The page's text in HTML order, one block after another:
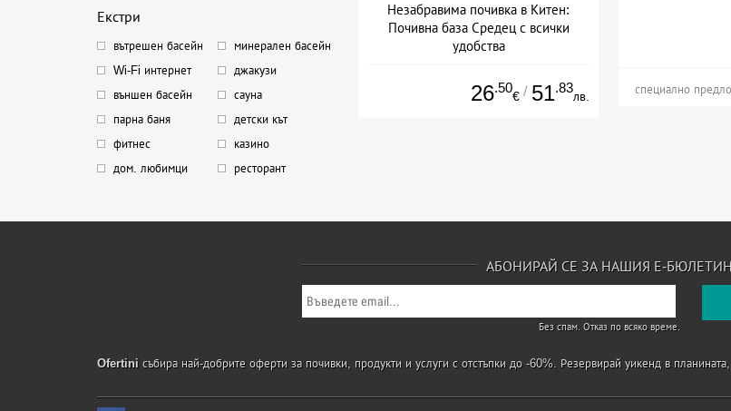
Екстри
вътрешен басейн
минерален басейн
Wi-Fi интернет
джакузи
външен басейн
сауна
парна баня
детски кът
фитнес
казино
дом. любимци
ресторант
Незабравима почивка в Китен:
Почивна база Средец с всички
удобства
26.50
€ / 51.83
лв. специално
АБОНИРАЙ СЕ ЗА НАШИЯ Е-БЮЛЕТИН
Без спам. Отказ по всяко време.
Ofertini събира най-добрите оферти за почивки, продукти и услуги с отстъпки до -60%. Резервирай уикенд в